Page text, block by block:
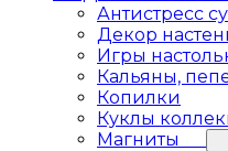
Антистресс
Декор
Игры
Кальяны,
Копилки
Куклы
Магниты